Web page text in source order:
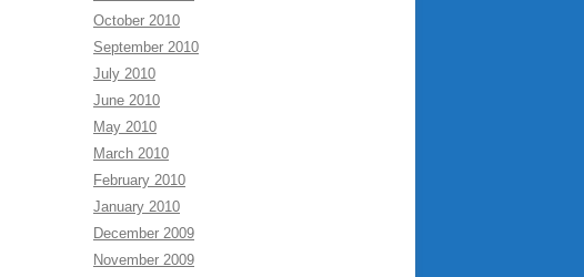
October 2010
September 2010
July 2010
June 2010
May 2010
March 2010
February 2010
January 2010
December 2009
November 2009